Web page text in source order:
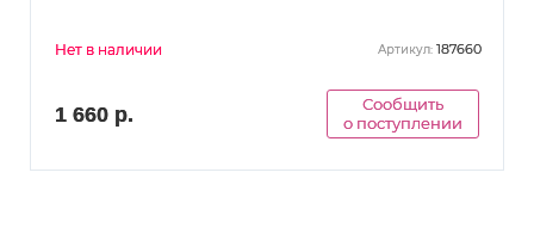
Нет в наличии Артикул: 187660
1 660 р.
Сообщить
о поступлении